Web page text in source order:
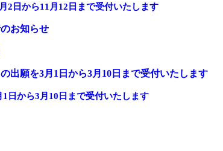
2日から11月12日まで受付いたします
日から3月10日まで受付いたします